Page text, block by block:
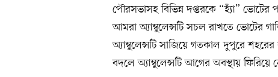
পৌরসভাসহ বিভিন্ন দপ্তরকে “হ্যাঁ” ভোটের
আমরা অ্যাম্বুলেন্সটি সচল রাখতে ভোটের
অ্যাম্বুলেন্সটি সাজিয়ে গতকাল দুপুরে শহরের
বদলে অ্যাম্বুলেন্সটি আগের অবস্থায় ফিরিয়ে